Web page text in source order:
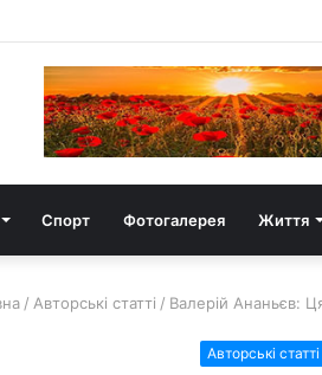
Спорт Фотогалерея Життя
/ Авторські статті / Валерій Ананьєв:
Авторські статті